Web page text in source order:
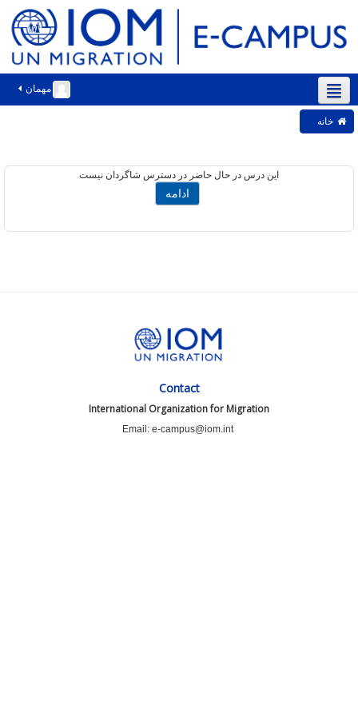
مهمان
فارسی ‎(fa)‎
خانه
این درس در حال حاضر در دسترس شاگردان نیست
Contact
International Organization for Migration
Email: e-campus@iom.int